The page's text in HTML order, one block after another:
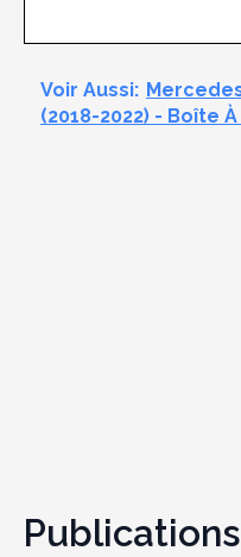
Voir Aussi:
(2018-2022) - Boîte